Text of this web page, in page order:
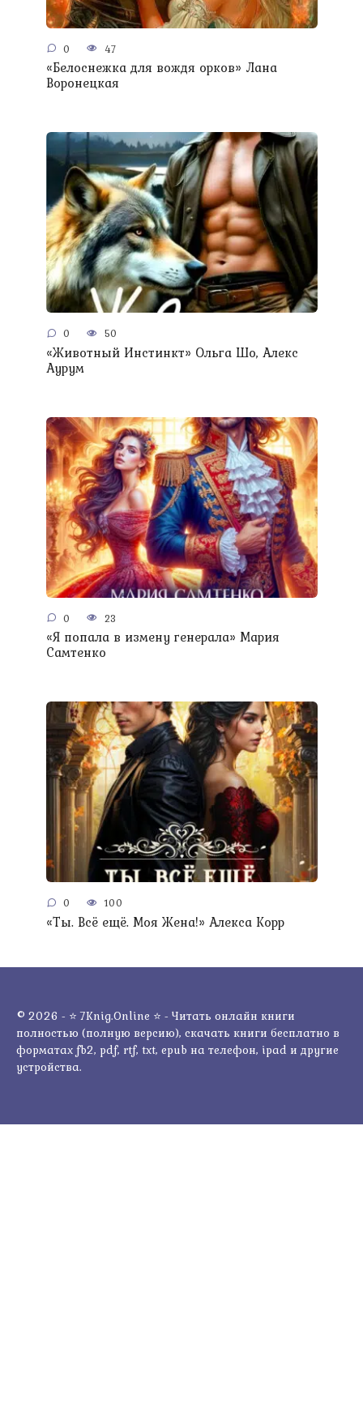
0 47
«Белоснежка для вождя орков» Лана
Воронецкая
0 50
«Животный Инстинкт» Ольга Шо, Алекс
Аурум
0 23
«Я попала в измену генерала» Мария
Самтенко
0 100
«Ты. Всё ещё. Моя Жена!» Алекса Корр
© 2026 - ⭐ 7Knig.Online ⭐ - Читать онлайн книги
полностью (полную версию), скачать книги бесплатно в
форматах fb2, pdf, rtf, txt, epub на телефон, ipad и другие
устройства.